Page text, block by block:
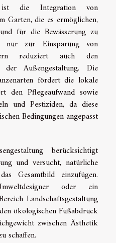
die Integration von
Garten, die es ermöglichen,
für die Bewässerung zu
zur Einsparung von
reduziert auch den
der Außengestaltung. Die
fördert die lokale
den Pflegeaufwand sowie
und Pestiziden, da diese
Bedingungen angepasst
berücksichtigt
und versucht, natürliche
Gesamtbild einzufügen.
oder ein
Landschaftsgestaltung
ökologischen Fußabdruck
zwischen Ästhetik
schaffen.